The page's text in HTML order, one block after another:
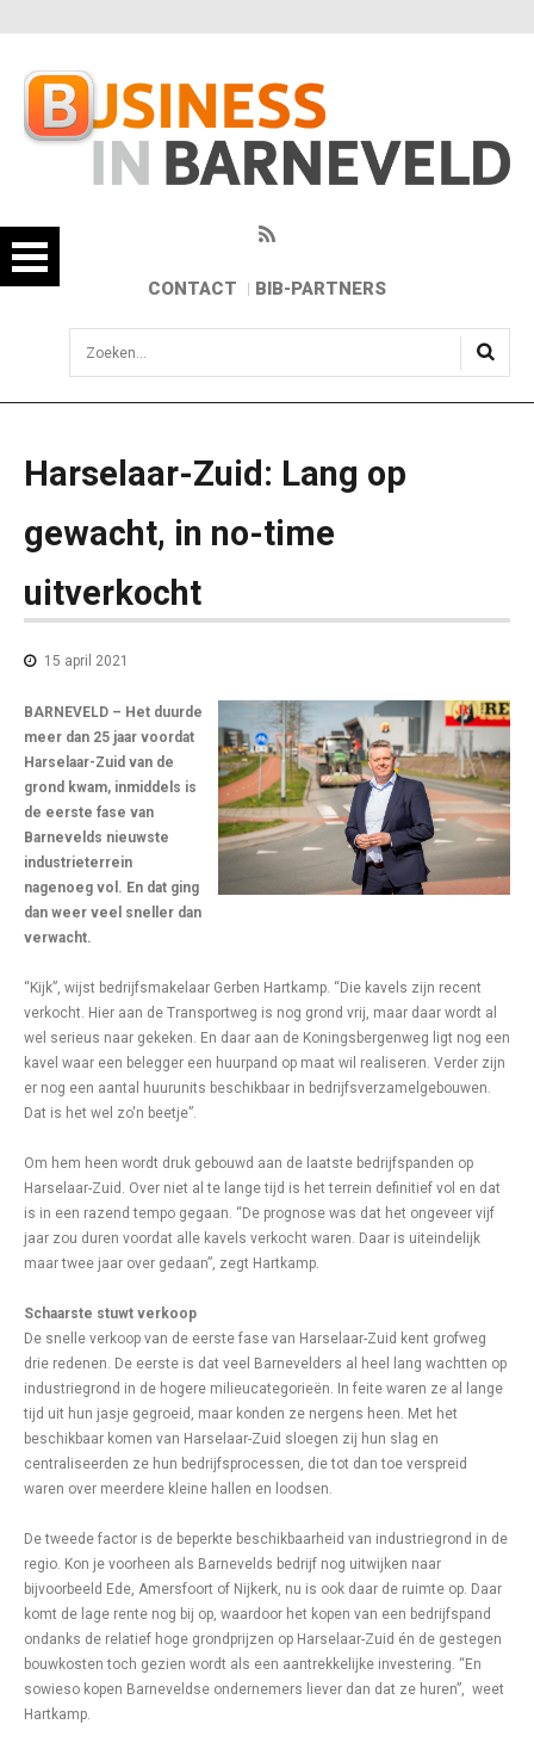
CONTACT BIB-PARTNERS
sisea.search
Harselaar-Zuid: Lang op
gewacht, in no-time
uitverkocht
15 april 2021
BARNEVELD – Het duurde
meer dan 25 jaar voordat
Harselaar-Zuid van de
grond kwam, inmiddels is
de eerste fase van
Barnevelds nieuwste
industrieterrein
nagenoeg vol. En dat ging
dan weer veel sneller dan
verwacht.
“Kijk”, wijst bedrijfsmakelaar Gerben Hartkamp. “Die kavels zijn recent
verkocht. Hier aan de Transportweg is nog grond vrij, maar daar wordt al
wel serieus naar gekeken. En daar aan de Koningsbergenweg ligt nog een
kavel waar een belegger een huurpand op maat wil realiseren. Verder zijn
er nog een aantal huurunits beschikbaar in bedrijfsverzamelgebouwen.
Dat is het wel zo'n beetje”.
Om hem heen wordt druk gebouwd aan de laatste bedrijfspanden op
Harselaar-Zuid. Over niet al te lange tijd is het terrein definitief vol en dat
is in een razend tempo gegaan. “De prognose was dat het ongeveer vijf
jaar zou duren voordat alle kavels verkocht waren. Daar is uiteindelijk
maar twee jaar over gedaan”, zegt Hartkamp.
Schaarste stuwt verkoop
De snelle verkoop van de eerste fase van Harselaar-Zuid kent grofweg
drie redenen. De eerste is dat veel Barnevelders al heel lang wachtten op
industriegrond in de hogere milieucategorieën. In feite waren ze al lange
tijd uit hun jasje gegroeid, maar konden ze nergens heen. Met het
beschikbaar komen van Harselaar-Zuid sloegen zij hun slag en
centraliseerden ze hun bedrijfsprocessen, die tot dan toe verspreid
waren over meerdere kleine hallen en loodsen.
De tweede factor is de beperkte beschikbaarheid van industriegrond in de
regio. Kon je voorheen als Barnevelds bedrijf nog uitwijken naar
bijvoorbeeld Ede, Amersfoort of Nijkerk, nu is ook daar de ruimte op. Daar
komt de lage rente nog bij op, waardoor het kopen van een bedrijfspand
ondanks de relatief hoge grondprijzen op Harselaar-Zuid én de gestegen
bouwkosten toch gezien wordt als een aantrekkelijke investering. “En
sowieso kopen Barneveldse ondernemers liever dan dat ze huren”, weet
Hartkamp.